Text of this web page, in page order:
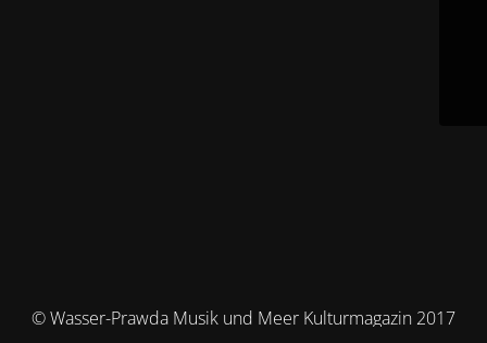
© Wasser-Prawda Musik und Meer Kulturmagazin 2017